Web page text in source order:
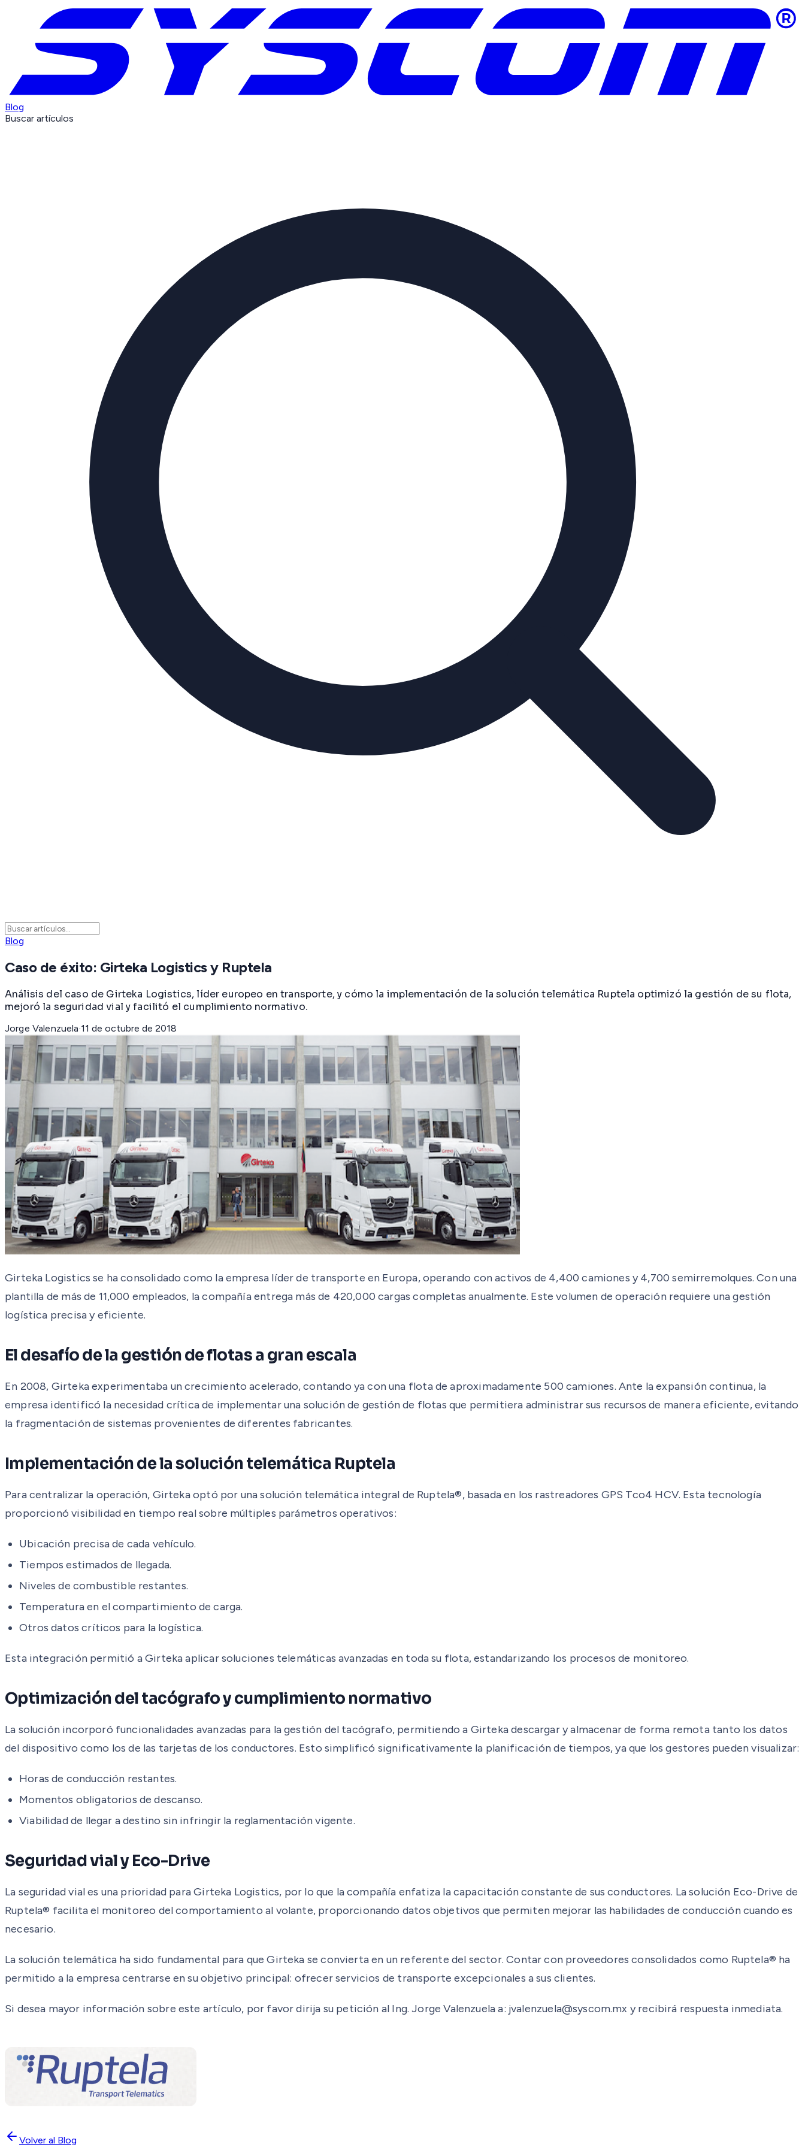
Blog
Buscar artículos
Blog
Caso de éxito: Girteka Logistics y Ruptela
Análisis del caso de Girteka Logistics, líder europeo en transporte, y cómo la implementación de la solución telemática Ruptela optimizó la gestión de su flota,
mejoró la seguridad vial y facilitó el cumplimiento normativo.
Jorge Valenzuela·11 de octubre de 2018
Girteka Logistics se ha consolidado como la empresa líder de transporte en Europa, operando con activos de 4,400 camiones y 4,700 semirremolques. Con una
plantilla de más de 11,000 empleados, la compañía entrega más de 420,000 cargas completas anualmente. Este volumen de operación requiere una gestión
logística precisa y eficiente.
El desafío de la gestión de flotas a gran escala
En 2008, Girteka experimentaba un crecimiento acelerado, contando ya con una flota de aproximadamente 500 camiones. Ante la expansión continua, la
empresa identificó la necesidad crítica de implementar una solución de gestión de flotas que permitiera administrar sus recursos de manera eficiente, evitando
la fragmentación de sistemas provenientes de diferentes fabricantes.
Implementación de la solución telemática Ruptela
Para centralizar la operación, Girteka optó por una solución telemática integral de Ruptela®, basada en los rastreadores GPS Tco4 HCV. Esta tecnología
proporcionó visibilidad en tiempo real sobre múltiples parámetros operativos:
Ubicación precisa de cada vehículo.
Tiempos estimados de llegada.
Niveles de combustible restantes.
Temperatura en el compartimiento de carga.
Otros datos críticos para la logística.
Esta integración permitió a Girteka aplicar soluciones telemáticas avanzadas en toda su flota, estandarizando los procesos de monitoreo.
Optimización del tacógrafo y cumplimiento normativo
La solución incorporó funcionalidades avanzadas para la gestión del tacógrafo, permitiendo a Girteka descargar y almacenar de forma remota tanto los datos
del dispositivo como los de las tarjetas de los conductores. Esto simplificó significativamente la planificación de tiempos, ya que los gestores pueden visualizar:
Horas de conducción restantes.
Momentos obligatorios de descanso.
Viabilidad de llegar a destino sin infringir la reglamentación vigente.
Seguridad vial y Eco-Drive
La seguridad vial es una prioridad para Girteka Logistics, por lo que la compañía enfatiza la capacitación constante de sus conductores. La solución Eco-Drive de
Ruptela® facilita el monitoreo del comportamiento al volante, proporcionando datos objetivos que permiten mejorar las habilidades de conducción cuando es
necesario.
La solución telemática ha sido fundamental para que Girteka se convierta en un referente del sector. Contar con proveedores consolidados como Ruptela® ha
permitido a la empresa centrarse en su objetivo principal: ofrecer servicios de transporte excepcionales a sus clientes.
Si desea mayor información sobre este artículo, por favor dirija su petición al Ing. Jorge Valenzuela a: jvalenzuela@syscom.mx y recibirá respuesta inmediata.
Volver al Blog